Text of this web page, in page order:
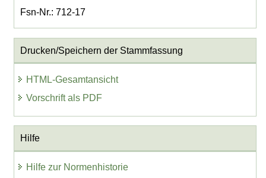
Fsn-Nr.: 712-17
Drucken/Speichern der Stammfassung
HTML-Gesamtansicht
Vorschrift als PDF
Hilfe
Hilfe zur Normenhistorie